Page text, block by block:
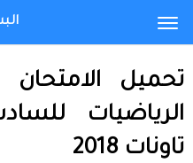
تحميل الامتحان
الرياضيات
تاونات 2018